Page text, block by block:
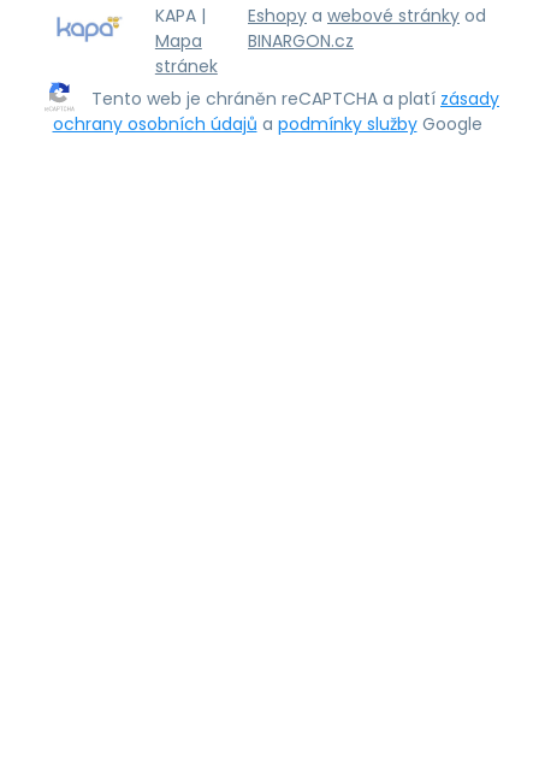
KAPA |
Mapa
stránek
Eshopy a webové stránky od
BINARGON.cz
Tento web je chráněn reCAPTCHA a platí zásady
ochrany osobních údajů a podmínky služby Google